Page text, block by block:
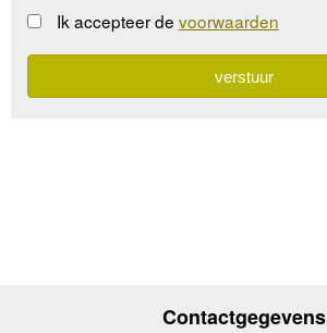
Ik accepteer de voorwaarden
Contactgegevens